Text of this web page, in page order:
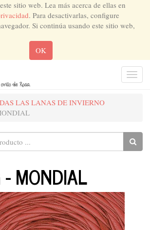
sitio web. Lea más acerca de ellas en
. Para desactivarlas, configure
Si continúa usando este sitio web,
OK
LAS LANAS DE INVIERNO
MONDIAL